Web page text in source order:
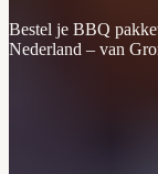
Bestel je BBQ
Nederland – van